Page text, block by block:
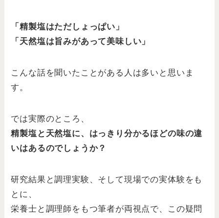
「精製塩はただしょっぱい」
「天然塩は旨みがあって美味しい」
こんな話を聞いたことがある人は多いと思いま
す。
では実際のところ、
精製塩と天然塩に、はっきり分かるほどの味の違
いはあるのでしょうか？
研究結果と調理実験、そして現場での実体験をも
とに、
栄養士と調理師をもつ筆者が両視点で、この疑問